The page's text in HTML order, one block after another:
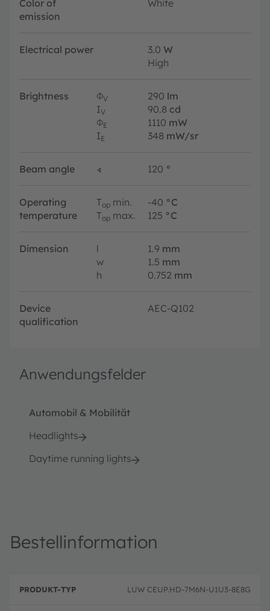
Color of
emission
White
Electrical power 3.0 W
High
Brightness ΦV 290 lm
IV 90.8 cd
ΦE 1110 mW
IE 348 mW/sr
Beam angle ∢ 120 °
Operating
temperature
Top min. -40 °C
Top max. 125 °C
Dimension l 1.9 mm
w
1.5 mm
h
0.752 mm
Device
qualification
AEC-Q102
Anwendungsfelder
Automobil & Mobilität
Headlights
Daytime running lights
Bestellinformation
P
r
e
B
LUW CEUP.HD-7M6N-U1U3-8E8G